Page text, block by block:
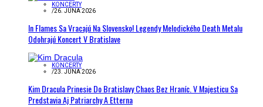
KONCERTY
/26. JÚNA 2026
In Flames Sa Vracajú Na Slovensko! Legendy Melodického Death Metalu
Odohrajú Koncert V Bratislave
KONCERTY
/23. JÚNA 2026
Kim Dracula Prinesie Do Bratislavy Chaos Bez Hraníc. V Majesticu Sa
Predstavia Aj Patriarchy A Etterna